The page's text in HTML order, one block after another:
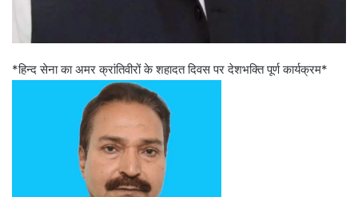
*हिन्द सेना का अमर क्रांतिवीरों के शहादत दिवस पर देशभक्ति पूर्ण कार्यक्रम*